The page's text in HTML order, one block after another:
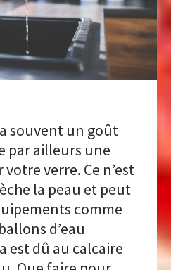
souvent un goût
par ailleurs une
verre. Ce n’est
la peau et peut
comme
d’eau
est dû au calcaire